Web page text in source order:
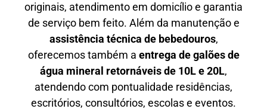
originais, atendimento em domicílio e garantia
de serviço bem feito. Além da manutenção e
assistência técnica de bebedouros,
oferecemos também a entrega de galões de
água mineral retornáveis de 10L e 20L,
atendendo com pontualidade residências,
escritórios, consultórios, escolas e eventos.